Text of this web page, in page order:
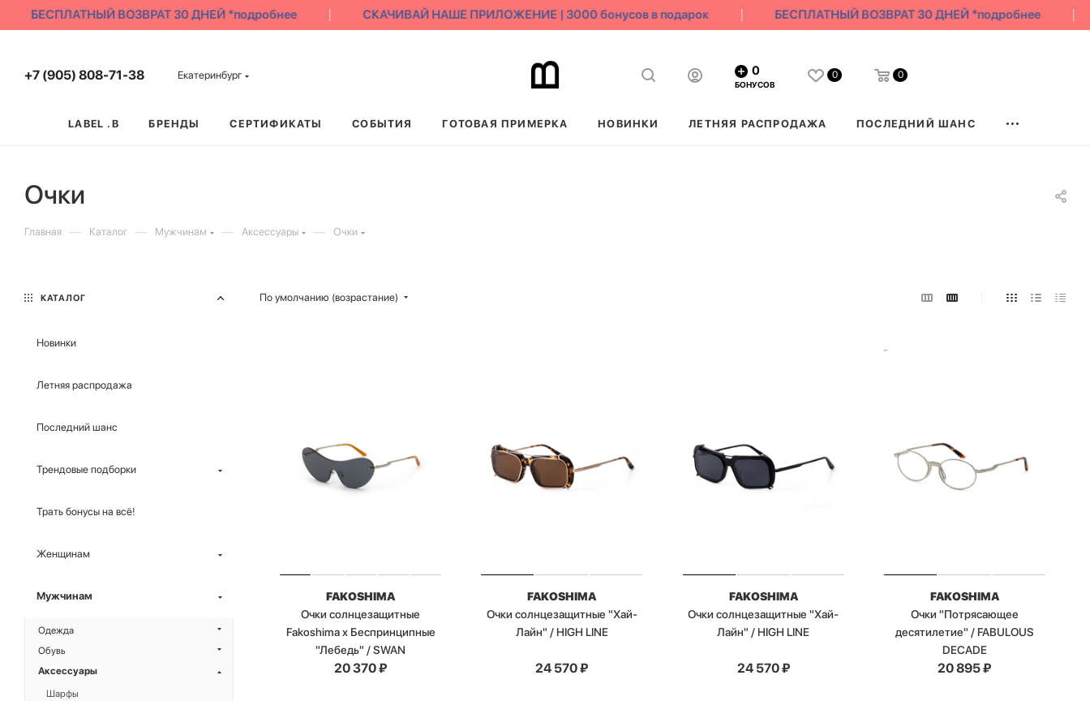
БЕСПЛАТНЫЙ ВОЗВРАТ 30 ДНЕЙ *подробнее СКАЧИВАЙ НАШЕ ПРИЛОЖЕНИЕ | 3000 бонусов в подарок БЕСПЛАТНЫЙ ВОЗВРАТ 30 ДНЕЙ *подробнее
+7 (905) 808-71-38 Екатеринбург 0
БОНУСОВ
0 0
LABEL .B БРЕНДЫ СЕРТИФИКАТЫ СОБЫТИЯ ГОТОВАЯ ПРИМЕРКА НОВИНКИ ЛЕТНЯЯ РАСПРОДАЖА ПОСЛЕДНИЙ ШАНС
Очки
Главная — Каталог — Мужчинам — Аксессуары — Очки
По умолчанию (возрастание)
FAKOSHIMA
Очки солнцезащитные
Fakoshima x Беспринципные
"Лебедь" / SWAN
20 370₽
FAKOSHIMA
Очки солнцезащитные "Хай-
Лайн" / HIGH LINE
24 570₽
FAKOSHIMA
Очки солнцезащитные "Хай-
Лайн" / HIGH LINE
24 570₽
FAKOSHIMA
Очки "Потрясающее
десятилетие" / FABULOUS
DECADE
20 895₽
КАТАЛОГ
Новинки
Летняя распродажа
Последний шанс
Трендовые подборки
Трать бонусы на всё!
Женщинам
Мужчинам
Одежда
Обувь
Аксессуары
Шарфы